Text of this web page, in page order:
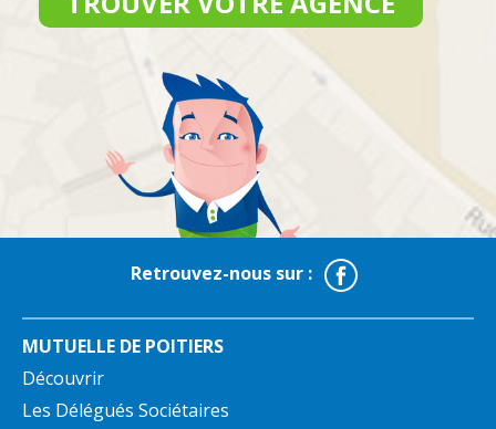
Retrouvez-nous sur : Facebook
MUTUELLE DE POITIERS
Découvrir
Les Délégués Sociétaires